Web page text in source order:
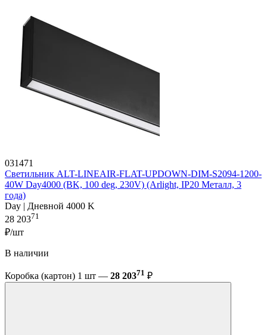
031471
Светильник ALT-LINEAIR-FLAT-UPDOWN-DIM-S2094-1200-
40W Day4000 (BK, 100 deg, 230V) (Arlight, IP20 Металл, 3
года)
Day | Дневной 4000 K
28 20371
₽/шт
В наличии
Коробка (картон) 1 шт — 28 20371 ₽